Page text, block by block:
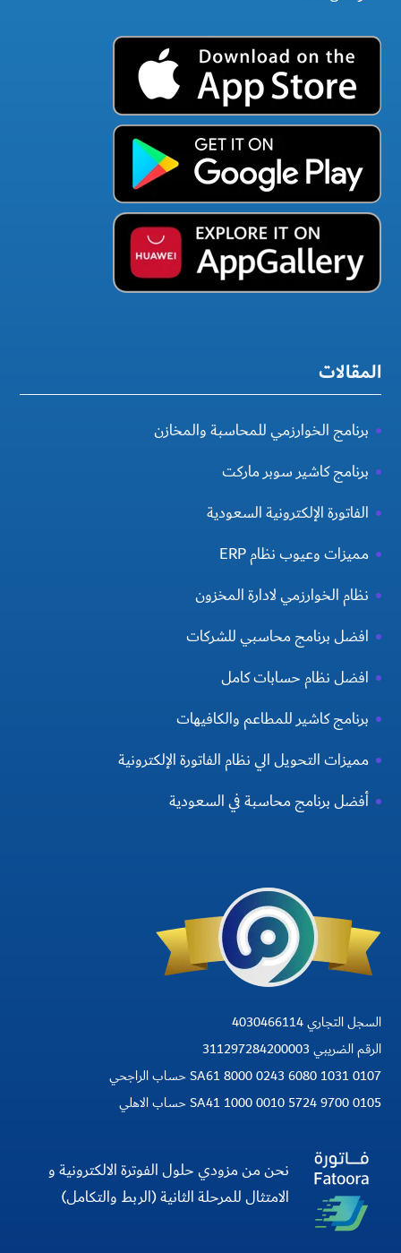
المقالات
برنامج الخوارزمي للمحاسبة والمخازن
برنامج كاشير سوبر ماركت
الفاتورة الإلكترونية السعودية
مميزات وعيوب نظام ERP
نظام الخوارزمي لادارة المخزون
افضل برنامج محاسبي للشركات
افضل نظام حسابات كامل
برنامج كاشير للمطاعم والكافيهات
مميزات التحويل الي نظام الفاتورة الإلكترونية
أفضل برنامج محاسبة في السعودية
السجل التجاري 4030466114
الرقم الضريبي 311297284200003
SA61 8000 0243 6080 1031 0107 حساب الراجحي
SA41 1000 0010 5724 9700 0105 حساب الاهلي
نحن من مزودي حلول الفوترة الالكترونية و
الامتثال للمرحلة الثانية (الربط والتكامل)